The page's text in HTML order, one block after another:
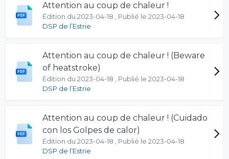
Attention au coup de chaleur !
Édition du 2023-04-18 , Publié le 2023-04-18
DSP de l’Estrie
Attention au coup de chaleur ! (Beware
of heatstroke)
Édition du 2023-04-18 , Publié le 2023-04-18
DSP de l’Estrie
Attention au coup de chaleur ! (Cuidado
con los Golpes de calor)
Édition du 2023-04-18 , Publié le 2023-04-18
DSP de l’Estrie